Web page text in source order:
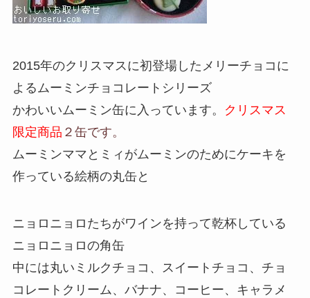
2015年のクリスマスに初登場したメリーチョコに
よるムーミンチョコレートシリーズ
かわいいムーミン缶に入っています。
クリスマス
限定商品 ２缶です。
ムーミンママとミィがムーミンのためにケーキを
作っている絵柄の丸缶と
ニョロニョロたちがワインを持って乾杯している
ニョロニョロの角缶
中には丸いミルクチョコ、スイートチョコ、チョ
コレートクリーム、バナナ、コーヒー、キャラメ